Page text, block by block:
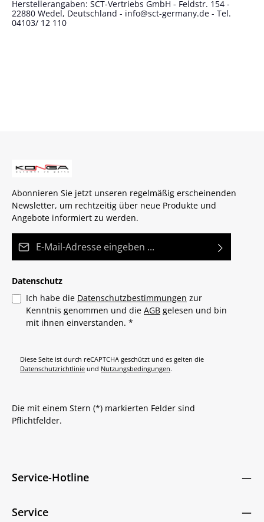
Herstellerangaben: SCT-Vertriebs GmbH - Feldstr. 154 -
22880 Wedel, Deutschland - info@sct-germany.de - Tel.
04103/ 12 110
Abonnieren Sie jetzt unseren regelmäßig erscheinenden
Newsletter, um rechtzeitig über neue Produkte und
Angebote informiert zu werden.
Datenschutz
Ich habe die Datenschutzbestimmungen zur
Kenntnis genommen und die AGB gelesen und bin
mit ihnen einverstanden. *
Diese Seite ist durch reCAPTCHA geschützt und es gelten die
Datenschutzrichtlinie und Nutzungsbedingungen.
Die mit einem Stern (*) markierten Felder sind
Pflichtfelder.
Service-Hotline
Service